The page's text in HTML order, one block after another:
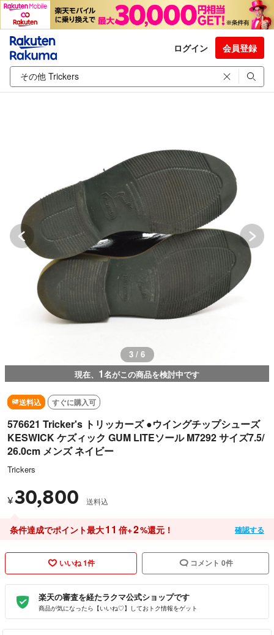
ログイン 会員登録
3 / 6
現在、 1名がこの商品を検討中です
送料込 すぐに購入可
576621 Tricker's トリッカーズ ●ウイングチップシューズ
KESWICK ケズィック GUM LITEソール M7292 サイズ7.5/
26.0cm メンズ ネイビー
Trickers
¥30,800 送料込
条件達成でポイント最大11 倍+2%還元！ 確認する
いいね 1件 コメント 0件
楽天の審査を経たラクマ公式ショップです
商品が気になったら【いいね♡】しておトク情報をゲット